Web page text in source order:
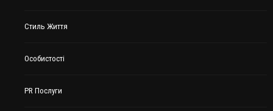
Стиль Життя
Особистості
PR Послуги